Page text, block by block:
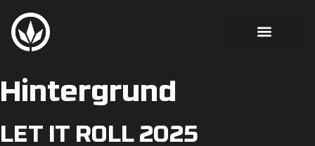
Hintergrund
LET IT ROLL 2025